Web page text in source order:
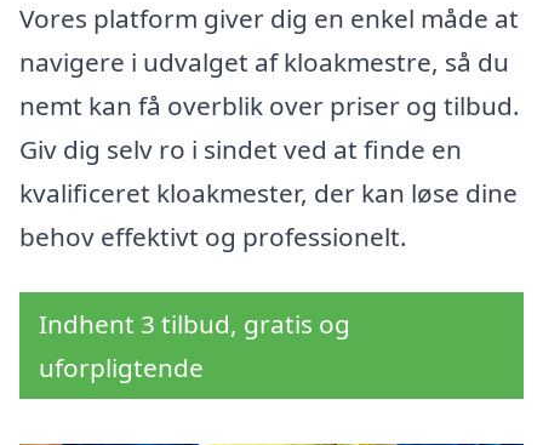
Vores platform giver dig en enkel måde at
navigere i udvalget af kloakmestre, så du
nemt kan få overblik over priser og tilbud.
Giv dig selv ro i sindet ved at finde en
kvalificeret kloakmester, der kan løse dine
behov effektivt og professionelt.
Indhent 3 tilbud, gratis og
uforpligtende